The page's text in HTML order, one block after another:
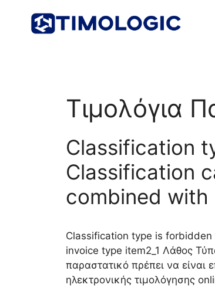
περιεχόμενο
Τιμολόγια
Classification
Classification
combined with
Classification type is
invoice type item2_1 Λάθος
παραστατικό πρέπει να
ηλεκτρονικής τιμολόγησης